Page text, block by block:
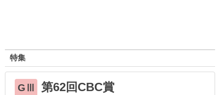
特集
GⅢ 第62回CBC賞